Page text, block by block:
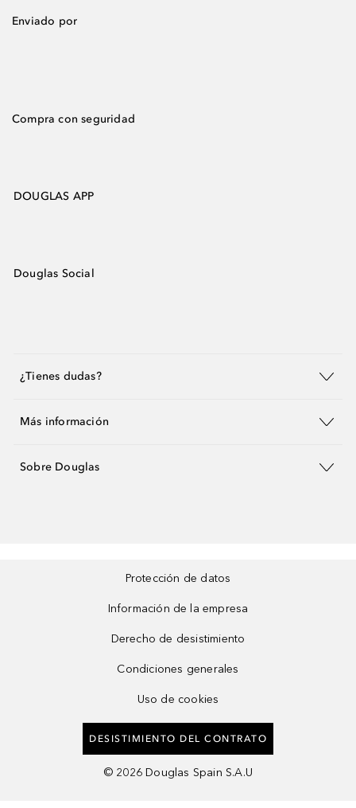
Enviado por
Compra con seguridad
DOUGLAS APP
Douglas Social
¿Tienes dudas?
Más información
Sobre Douglas
Protección de datos
Información de la empresa
Derecho de desistimiento
Condiciones generales
Uso de cookies
DESISTIMIENTO DEL CONTRATO
© 2026 Douglas Spain S.A.U